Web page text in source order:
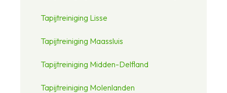
Tapijtreiniging Lisse
Tapijtreiniging Maassluis
Tapijtreiniging Midden-Delfland
Tapijtreiniging Molenlanden